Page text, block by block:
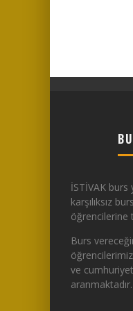
İSTİVAK
karşılıksız
öğrencilerine
Burs
ve
aranmaktadır.